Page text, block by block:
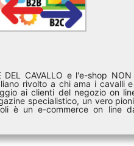
CAVALLO e l'e-shop NON
rivolto a chi ama i cavalli
ai clienti del negozio on
specialistico, un vero
è un e-commerce on line